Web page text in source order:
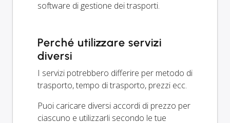
software di gestione dei trasporti.
Perché utilizzare servizi
diversi
I servizi potrebbero differire per metodo di
trasporto, tempo di trasporto, prezzi ecc.
Puoi caricare diversi accordi di prezzo per
ciascuno e utilizzarli secondo le tue